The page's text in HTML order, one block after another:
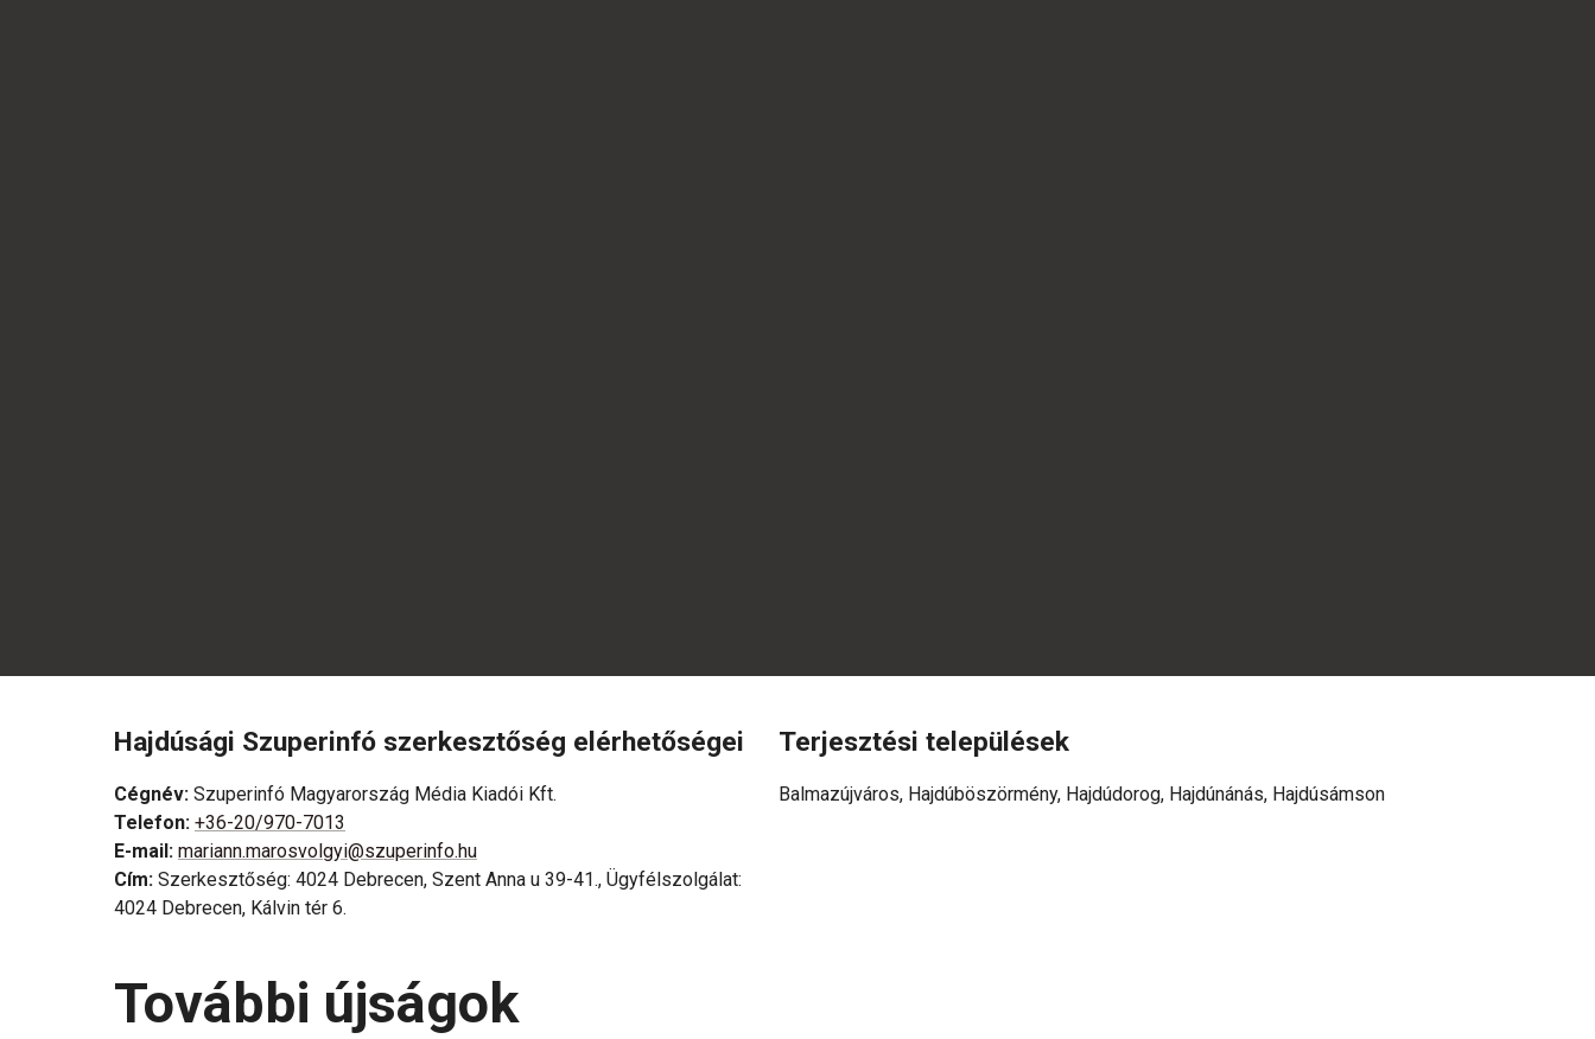
Hajdúsági Szuperinfó szerkesztőség elérhetőségei
Cégnév: Szuperinfó Magyarország Média Kiadói Kft.
Telefon: +36-20/970-7013
E-mail: mariann.marosvolgyi@szuperinfo.hu
Cím: Szerkesztőség: 4024 Debrecen, Szent Anna u 39-41., Ügyfélszolgálat:
4024 Debrecen, Kálvin tér 6.
Terjesztési települések
Balmazújváros, Hajdúböszörmény, Hajdúdorog, Hajdúnánás, Hajdúsámson
További újságok